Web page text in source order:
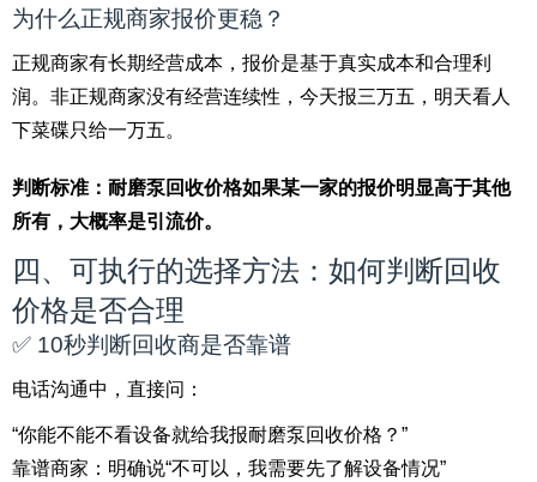
为什么正规商家报价更稳？
正规商家有长期经营成本，报价是基于真实成本和合理利
润。非正规商家没有经营连续性，今天报三万五，明天看人
下菜碟只给一万五。
判断标准：耐磨泵回收价格如果某一家的报价明显高于其他
所有，大概率是引流价。
四、可执行的选择方法：如何判断回收
价格是否合理
✅ 10秒判断回收商是否靠谱
电话沟通中，直接问：
“你能不能不看设备就给我报耐磨泵回收价格？”
靠谱商家：明确说“不可以，我需要先了解设备情况”